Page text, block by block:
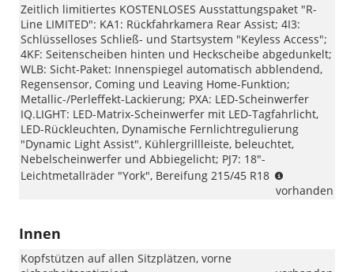
Zeitlich limitiertes KOSTENLOSES Ausstattungspaket "R-
Line LIMITED": KA1: Rückfahrkamera Rear Assist; 4I3:
Schlüsselloses Schließ- und Startsystem "Keyless Access";
4KF: Seitenscheiben hinten und Heckscheibe abgedunkelt;
WLB: Sicht-Paket: Innenspiegel automatisch abblendend,
Regensensor, Coming und Leaving Home-Funktion;
Metallic-/Perleffekt-Lackierung; PXA: LED-Scheinwerfer
IQ.LIGHT: LED-Matrix-Scheinwerfer mit LED-Tagfahrlicht,
LED-Rückleuchten, Dynamische Fernlichtregulierung
"Dynamic Light Assist", Kühlergrillleiste, beleuchtet,
Nebelscheinwerfer und Abbiegelicht; PJ7: 18"-
Leichtmetallräder "York", Bereifung 215/45 R18
Hinweis
vorhanden
Innen
Kopfstützen auf allen Sitzplätzen, vorne